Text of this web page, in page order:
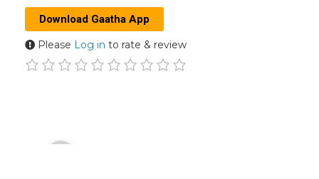
Download Gaatha App
Please Log in to rate & review
Player